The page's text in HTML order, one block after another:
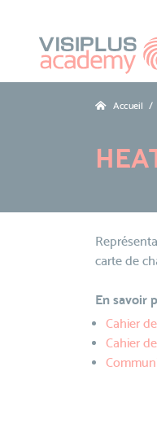
Accueil
carte de
En savoir
Cahier
Cahier